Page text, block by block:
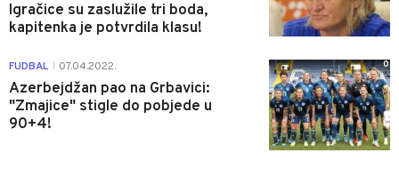
Igračice su zaslužile tri boda,
kapitenka je potvrdila klasu!
FUDBAL 07.04.2022.
Azerbejdžan pao na Grbavici:
"Zmajice" stigle do pobjede u
90+4!
0